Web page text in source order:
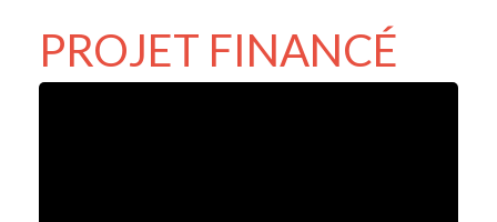
PROJET FINANCÉ